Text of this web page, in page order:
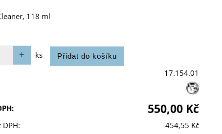
118 ml
ks
17.154.01
550,00 Kč
DPH:
454,55 Kč